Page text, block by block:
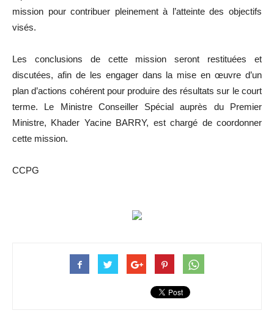
mission pour contribuer pleinement à l’atteinte des objectifs
visés.
Les conclusions de cette mission seront restituées et
discutées, afin de les engager dans la mise en œuvre d’un
plan d’actions cohérent pour produire des résultats sur le court
terme. Le Ministre Conseiller Spécial auprès du Premier
Ministre, Khader Yacine BARRY, est chargé de coordonner
cette mission.
CCPG